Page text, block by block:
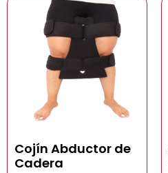
Cojín Abductor de
Cadera